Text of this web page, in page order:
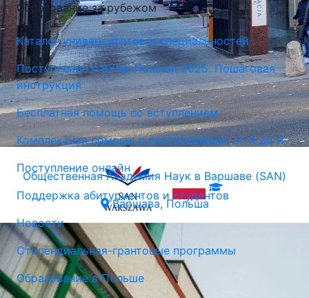
Общественная Академия Наук в Варшаве (SAN)
Варшава, Польша
Образование за рубежом
Каталог университетов и специальностей
Поступление в ВУЗы Польши 2025. Пошаговая
инструкция
Бесплатная помощь со вступлением
Комплексная помощь с поступлением: от А до Я
Поступление онлайн
Поддержка абитуриентов и студентов
Новости
Стипендиальная-грантовые программы
Образование в Польше